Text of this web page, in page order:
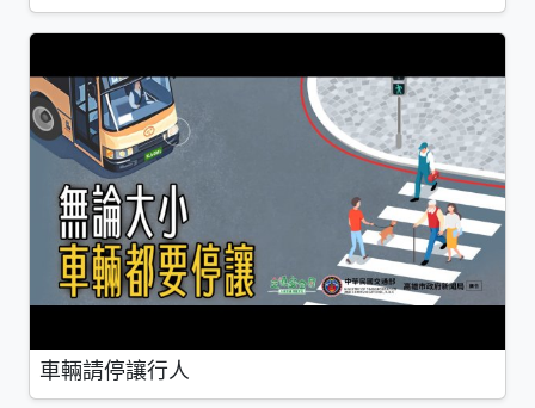
車輛請停讓行人